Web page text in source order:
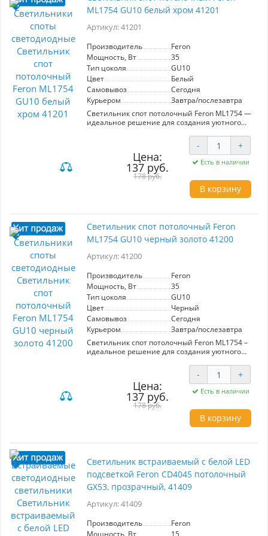
Стильная цилиндрическая форма и прочный
гарантируют долговечность и надежность.
ML175!
ML1754 GU10 белый хром 41201
Артикул: 41201
Производитель
Feron
Мощность, Вт
35
Тип цоколя
GU10
Цвет
Белый
Самовывоз
Сегодня
Курьером
Завтра/послезавтра
Светильник спот потолочный Feron ML1754 —
идеальное решение для создания уютного
современный светильник в стильном белом
хромированном исполнении прекрасно
подходит как для основного, так и для
акцентного освещения. Модель ML1754
оснащена цоколем GU10 и мощностью 35
Ватт, что гарантирует яркий и качественный
свет. Корпус выполнен из металла, что
Компактные размеры 80x80x90 мм и
универсальный крепеж, включенный в
комплект, позволяют установить светильник
на любые поверхности, будь то потолок или
подойдет для использования в помещениях.
оформления вашего пространства!
Цена:
137 руб.
178 руб.
- +
Есть в наличии
В корзину
Светильник спот потолочный Feron
ML1754 GU10 черный золото 41200
Артикул: 41200
Производитель
Feron
Мощность, Вт
35
Тип цоколя
GU10
Цвет
Черный
Самовывоз
Сегодня
Курьером
Завтра/послезавтра
Светильник спот потолочный Feron ML1754 –
идеальное решение для создания уютного
стильный светильник в черном цвете с
элементами золота прекрасно впишется в
любой интерьер, добавляя ему современности
и элегантности. Модель на базе лампы GU10
мощностью 35 Вт обеспечивает яркий и
качественный свет, что делает ее подходящей
как для основного, так и для акцентного
и универсальный крепеж в комплекте
любую поверхность. Корпус из металла
гарантирует надежность и долговечность.
Feron ML1754 - это прекрасный выбор для тех,
кто ценит стиль и функциональность в
осветительных решениях.
Цена:
137 руб.
178 руб.
- +
Есть в наличии
В корзину
Светильник встраиваемый с белой LED
подсветкой Feron CD4045 потолочный
GX53, прозрачный, 41409
Артикул: 41409
Производитель
Feron